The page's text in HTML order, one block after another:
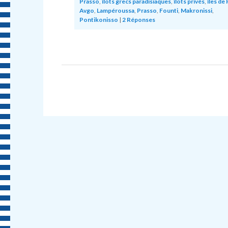
Avgo, Lampéroussa, Prasso, Founti, Makronissi,
Pontikonisso | 2Réponses